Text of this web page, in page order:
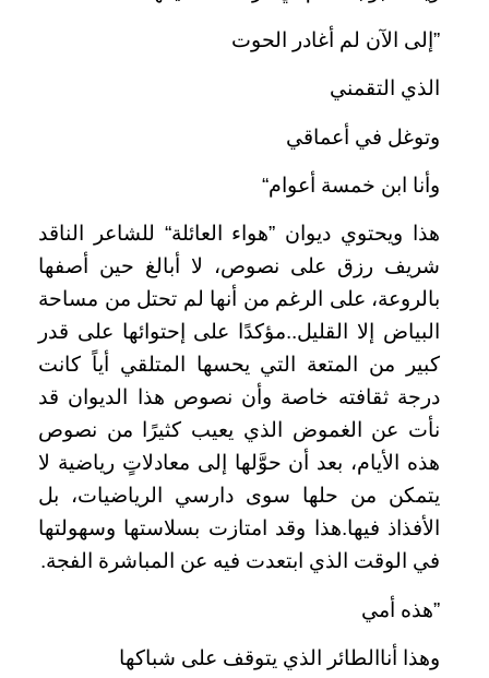
”إلى الآن لم أغادر الحوت
الذي التقمني
وتوغل في أعماقي
وأنا ابن خمسة أعوام“
هذا ويحتوي ديوان ”هواء العائلة“ للشاعر الناقد
شريف رزق على نصوص، لا أبالغ حين أصفها
بالروعة، على الرغم من أنها لم تحتل من مساحة
البياض إلا القليل..مؤكدًا على إحتوائها على قدر
كبير من المتعة التي يحسها المتلقي أياً كانت
درجة ثقافته خاصة وأن نصوص هذا الديوان قد
نأت عن الغموض الذي يعيب كثيرًا من نصوص
هذه الأيام، بعد أن حوَّلها إلى معادلاتٍ رياضية لا
يتمكن من حلها سوى دارسي الرياضيات، بل
الأفذاذ فيها.هذا وقد امتازت بسلاستها وسهولتها
في الوقت الذي ابتعدت فيه عن المباشرة الفجة.
”هذه أمي
وهذا أناالطائر الذي يتوقف على شباكها